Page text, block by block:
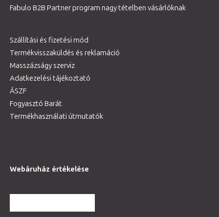
Fabulo B2B Partner program nagy tételben vásárlóknak
Szállítási és fizetési mód
Termékvisszaküldés és reklamáció
Masszázságy szerviz
Adatkezelési tájékoztató
ÁSZF
Fogyasztó Barát
Termékhasználati útmutatók
Webáruház értékelése